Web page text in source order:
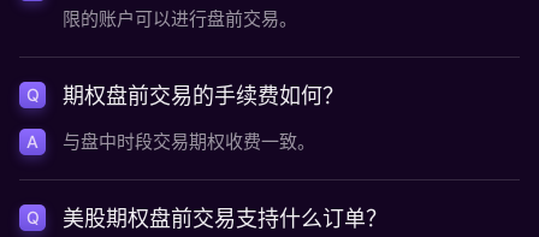
限的账户可以进行盘前交易。
Q 期权盘前交易的手续费如何？
A 与盘中时段交易期权收费一致。
Q 美股期权盘前交易支持什么订单？